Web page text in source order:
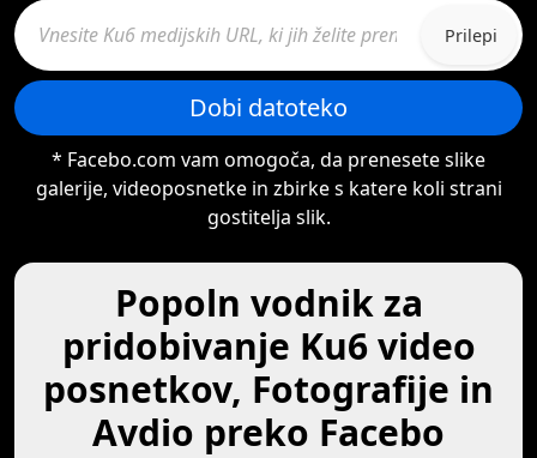
Prilepi
Dobi datoteko
* Facebo.com vam omogoča, da prenesete slike
galerije, videoposnetke in zbirke s katere koli strani
gostitelja slik.
Popoln vodnik za
pridobivanje Ku6 video
posnetkov, Fotografije in
Avdio preko Facebo